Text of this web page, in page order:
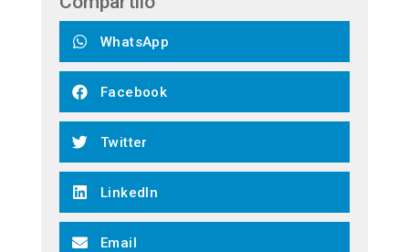
WhatsApp
Facebook
Twitter
LinkedIn
Email